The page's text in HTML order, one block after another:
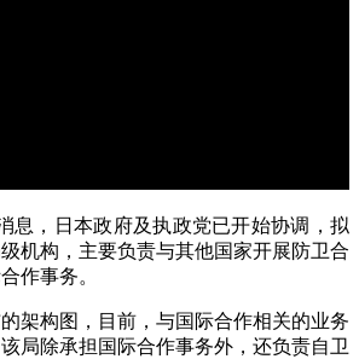
，日本政府及执政党已开始协调，拟
机构，主要负责与其他国家开展防卫合
作事务。
构图，目前，与国际合作相关的业务
局除承担国际合作事务外，还负责自卫